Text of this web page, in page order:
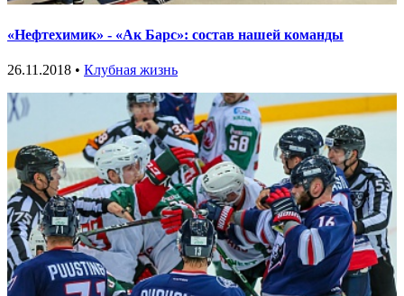
«Нефтехимик» - «Ак Барс»: состав нашей команды
26.11.2018 • Клубная жизнь